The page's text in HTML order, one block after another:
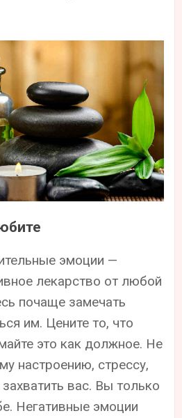
эмоции —
лекарство от любой
почаще замечать
им. Цените то, что
это как должное. Не
настроению, стрессу,
вас. Вы только
Негативные эмоции